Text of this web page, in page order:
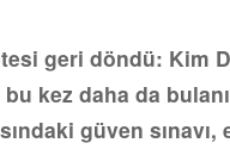
geri döndü: Kim
kez daha da
güven